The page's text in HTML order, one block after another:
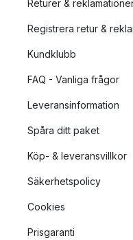
Returer &
Registrera retur &
Kundklubb
FAQ - Vanliga frågor
Leveransinformation
Spåra ditt paket
Köp- & leveransvillkor
Säkerhetspolicy
Cookies
Prisgaranti